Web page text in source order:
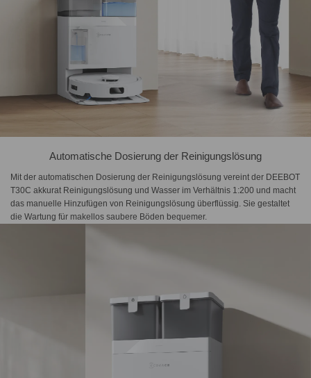
Automatische Dosierung der Reinigungslösung
Mit der automatischen Dosierung der Reinigungslösung vereint der DEEBOT
T30C akkurat Reinigungslösung und Wasser im Verhältnis 1:200 und macht
das manuelle Hinzufügen von Reinigungslösung überflüssig. Sie gestaltet
die Wartung für makellos saubere Böden bequemer.